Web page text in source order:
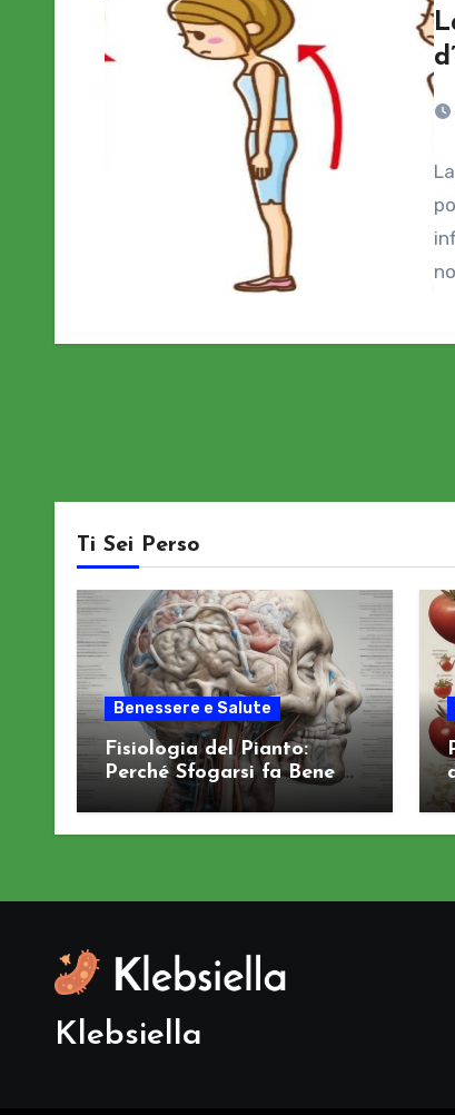
Ti Sei Perso
Benessere e Salute
Fisiologia del Pianto:
Perché Sfogarsi fa Bene al
Sistema Nervoso
Klebsiella